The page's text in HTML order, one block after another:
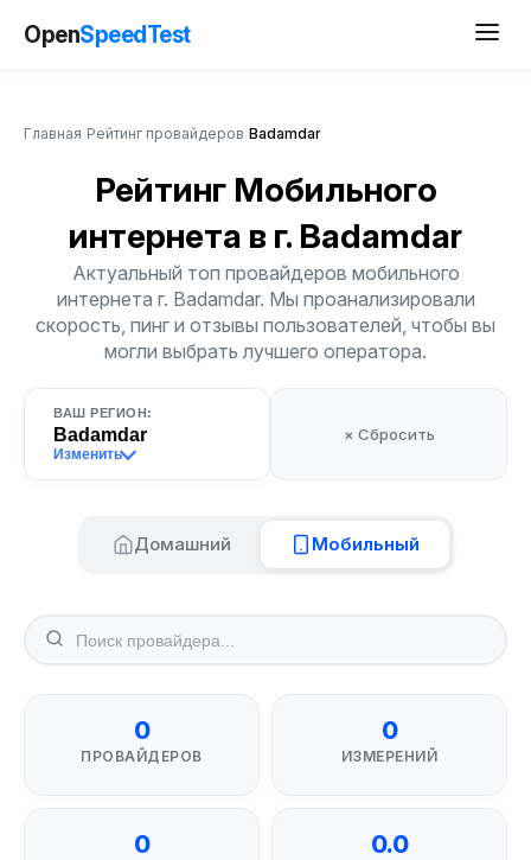
OpenSpeedTest
Главная Рейтинг провайдеров Badamdar
Рейтинг Мобильного
интернета в г. Badamdar
Актуальный топ провайдеров мобильного
интернета г. Badamdar. Мы проанализировали
скорость, пинг и отзывы пользователей, чтобы вы
могли выбрать лучшего оператора.
ВАШ РЕГИОН:
Badamdar
Изменить
× Сбросить
Домашний Мобильный
0
ПРОВАЙДЕРОВ
0
ИЗМЕРЕНИЙ
0 0.0